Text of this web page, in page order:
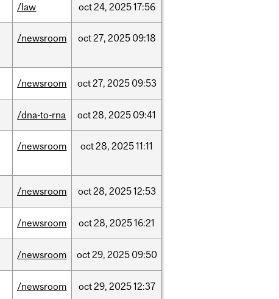
/law oct24, 202517:56
/newsroom oct27, 2025 09:18
/newsroom oct27, 2025 09:53
/dna-to-rna oct28, 2025 09:41
/newsroom oct28, 202511:11
/newsroom oct28, 202512:53
/newsroom oct28, 202516:21
/newsroom oct29, 2025 09:50
/newsroom oct29, 202512:37